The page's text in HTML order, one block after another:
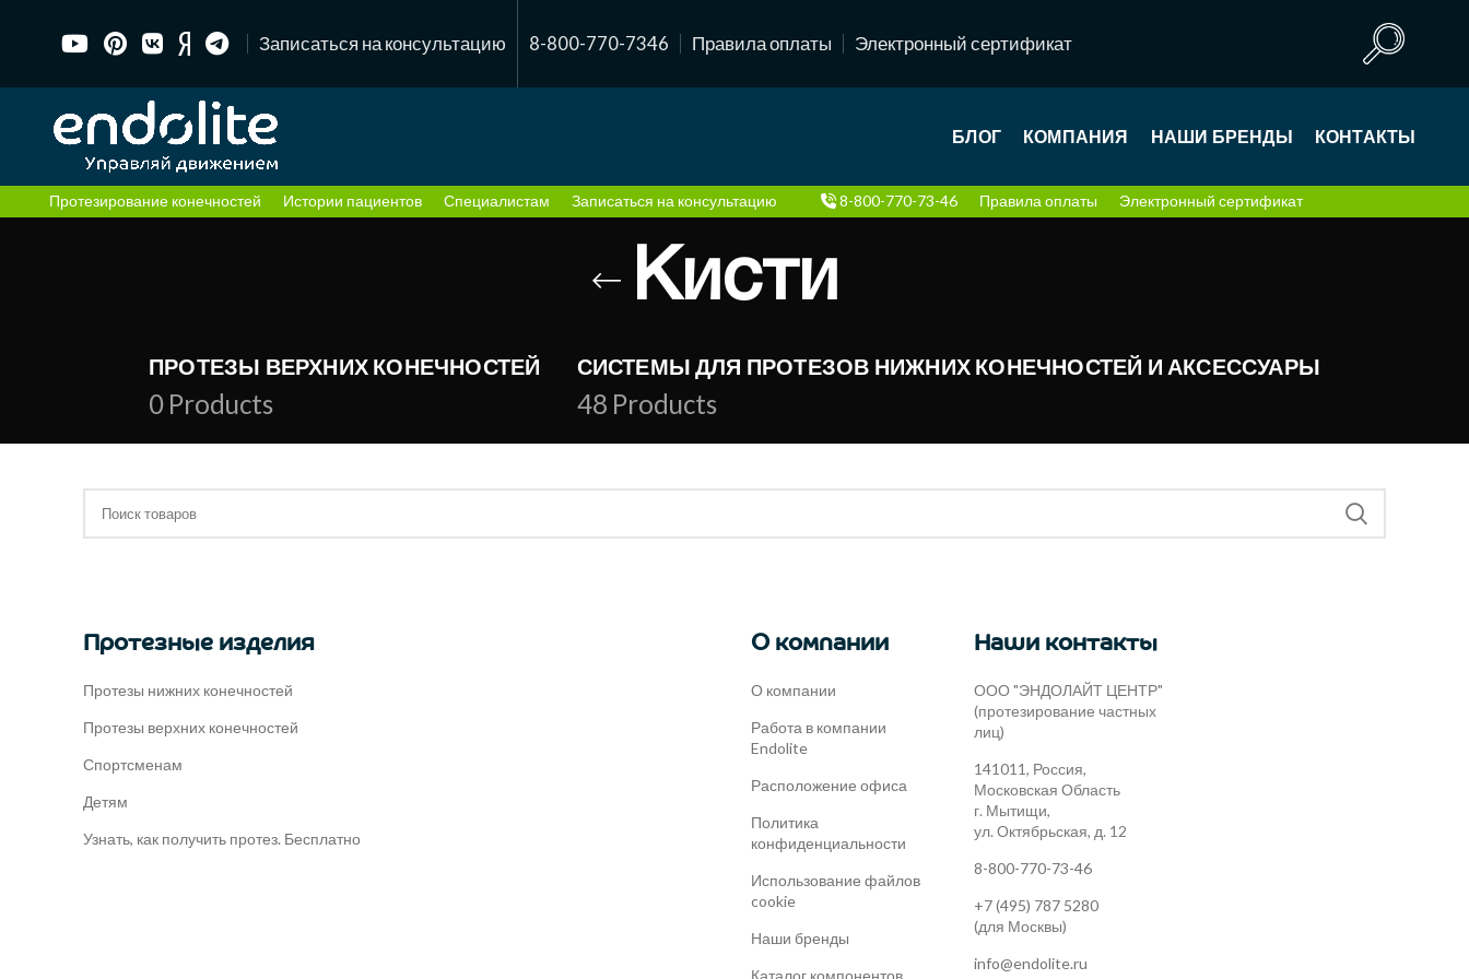
Записаться на консультацию 8-800-770-7346 Правила оплаты Электронный сертификат
БЛОГ КОМПАНИЯ НАШИ БРЕНДЫ КОНТАКТЫ
Протезирование конечностей Истории пациентов Специалистам Записаться на консультацию 8-800-770-73-46 Правила оплаты Электронный сертификат
Кисти
ПРОТЕЗЫ ВЕРХНИХ КОНЕЧНОСТЕЙ
0 Products
СИСТЕМЫ ДЛЯ ПРОТЕЗОВ НИЖНИХ КОНЕЧНОСТЕЙ И АКСЕССУАРЫ
48 Products
Протезные изделия
Протезы нижних конечностей
Протезы верхних конечностей
Спортсменам
Детям
Узнать, как получить протез. Бесплатно
О компании
О компании
Работа в компании
Endolite
Расположение офиса
Политика
конфиденциальности
Использование файлов
cookie
Наши бренды
Каталог компонентов
Наши контакты
ООО "ЭНДОЛАЙТ ЦЕНТР"
(протезирование частных
лиц)
141011, Россия,
Московская Область
г. Мытищи,
ул. Октябрьская, д. 12
8-800-770-73-46
+7 (495) 787 5280
(для Москвы)
info@endolite.ru